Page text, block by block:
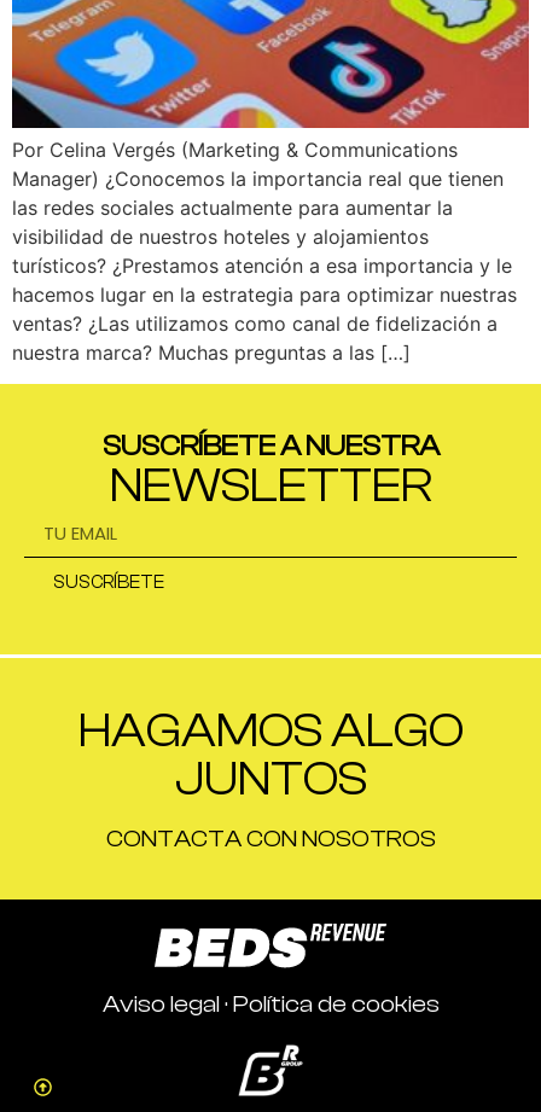
Por Celina Vergés (Marketing & Communications
Manager) ¿Conocemos la importancia real que tienen
las redes sociales actualmente para aumentar la
visibilidad de nuestros hoteles y alojamientos
turísticos? ¿Prestamos atención a esa importancia y le
hacemos lugar en la estrategia para optimizar nuestras
ventas? ¿Las utilizamos como canal de fidelización a
nuestra marca? Muchas preguntas a las […]
SUSCRÍBETE A NUESTRA
NEWSLETTER
SUSCRÍBETE
HAGAMOS ALGO
JUNTOS
CONTACTA CON NOSOTROS
Aviso legal·Política de cookies